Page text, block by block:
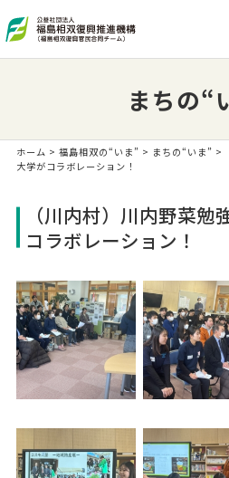
まちの“
ホーム > 福島相双の“いま” > まちの“いま” >
大学がコラボレーション！
（川内村）川内野菜
コラボレーション！